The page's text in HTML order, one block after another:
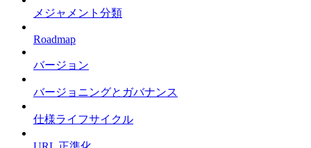
メジャメント分類
Roadmap
バージョン
バージョニングとガバナンス
仕様ライフサイクル